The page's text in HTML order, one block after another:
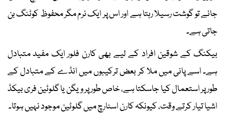
جائے تو گوشت رسیلا رہتا ہے اور اس پر ایک نرم مگر محفوظ کوٹنگ بن
جاتی ہے۔
بیکنگ کے شوقین افراد کے لیے بھی کارن فلور ایک مفید متبادل
ہے۔ اسے پانی میں ملا کر بعض ترکیبوں میں انڈے کے متبادل کے
طور پر استعمال کیا جاسکتا ہے، خاص طور پر ویگن یا گلوٹین فری بیکڈ
اشیا تیار کرتے وقت، کیونکہ کارن اسٹارچ میں گلوٹین موجود نہیں ہوتا۔